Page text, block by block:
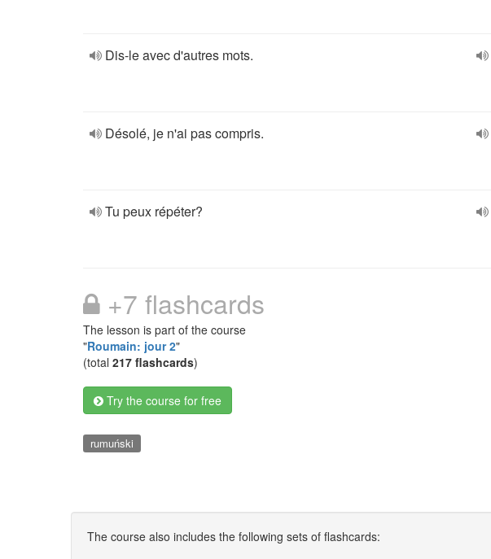
Dis-le avec d'autres mots.
Désolé, je n'ai pas compris.
Tu peux répéter?
+7 flashcards
The lesson is part of the course
"Roumain: jour 2"
(total 217 flashcards)
Try the course for free
rumuński
The course also includes the following sets of flashcards: